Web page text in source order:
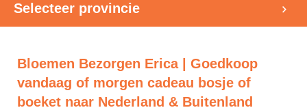
Selecteer provincie
Bloemen Bezorgen Erica | Goedkoop
vandaag of morgen cadeau bosje of
boeket naar Nederland & Buitenland